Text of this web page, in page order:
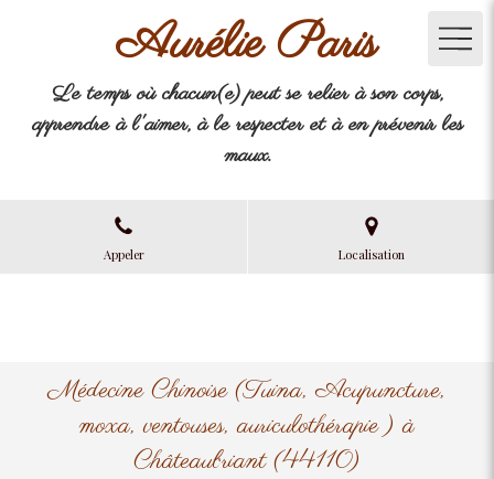
Aurélie Paris
Le temps où chacun(e) peut se relier à son corps,
apprendre à l'aimer, à le respecter et à en prévenir les
maux.
Appeler Localisation
Médecine Chinoise (Tuina, Acupuncture,
moxa, ventouses, auriculothérapie ) à
Châteaubriant (44110)